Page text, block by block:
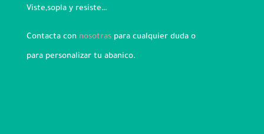
Viste,sopla y resiste…
Contacta con nosotraspara cualquier duda o
para personalizar tu abanico.